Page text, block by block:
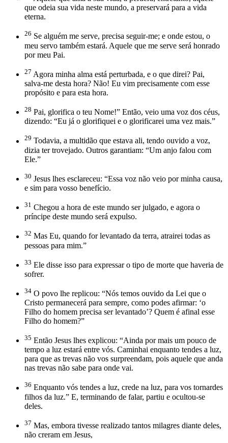
que odeia sua vida neste mundo, a preservará para a vida
eterna.
26 Se alguém me serve, precisa seguir-me; e onde estou, o
meu servo também estará. Aquele que me serve será honrado
por meu Pai.
27 Agora minha alma está perturbada, e o que direi? Pai,
salva-me desta hora? Não! Eu vim precisamente com esse
propósito e para esta hora.
28 Pai, glorifica o teu Nome!” Então, veio uma voz dos céus,
dizendo: “Eu já o glorifiquei e o glorificarei uma vez mais.”
29 Todavia, a multidão que estava ali, tendo ouvido a voz,
dizia ter trovejado. Outros garantiam: “Um anjo falou com
Ele.”
30 Jesus lhes esclareceu: “Essa voz não veio por minha causa,
e sim para vosso benefício.
31 Chegou a hora de este mundo ser julgado, e agora o
príncipe deste mundo será expulso.
32 Mas Eu, quando for levantado da terra, atrairei todas as
pessoas para mim.”
33 Ele disse isso para expressar o tipo de morte que haveria de
sofrer.
34 O povo lhe replicou: “Nós temos ouvido da Lei que o
Cristo permanecerá para sempre, como podes afirmar: ‘o
Filho do homem precisa ser levantado’? Quem é afinal esse
Filho do homem?”
35 Então Jesus lhes explicou: “Ainda por mais um pouco de
tempo a luz estará entre vós. Caminhai enquanto tendes a luz,
para que as trevas não vos surpreendam, pois aquele que anda
nas trevas não sabe para onde vai.
36 Enquanto vós tendes a luz, crede na luz, para vos tornardes
filhos da luz.” E, terminando de falar, partiu e ocultou-se
deles.
37 Mas, embora tivesse realizado tantos milagres diante deles,
não creram em Jesus,